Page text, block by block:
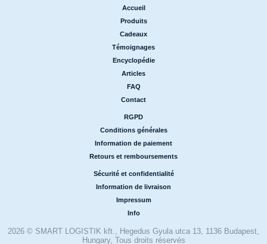
Accueil
Produits
Cadeaux
Témoignages
Encyclopédie
Articles
FAQ
Contact
RGPD
Conditions générales
Information de paiement
Retours et remboursements
Sécurité et confidentialité
Information de livraison
Impressum
Info
2026 © SMART LOGISTIK kft., Hegedus Gyula utca 13, 1136 Budapest,
Hungary, Tous droits réservés